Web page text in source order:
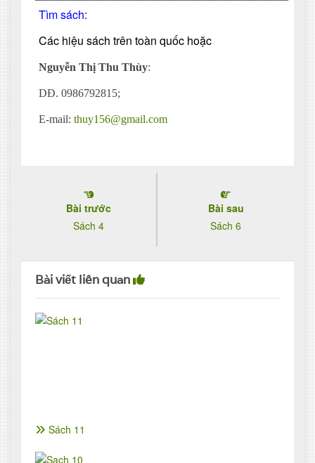
Tìm sách:
Các hiệu sách trên toàn quốc hoặc
Nguyễn Thị Thu Thùy:
DĐ. 0986792815;
E-mail: thuy156@gmail.com
Bài trước
Sách 4
Bài sau
Sách 6
Bài viết liên quan
Sách 11